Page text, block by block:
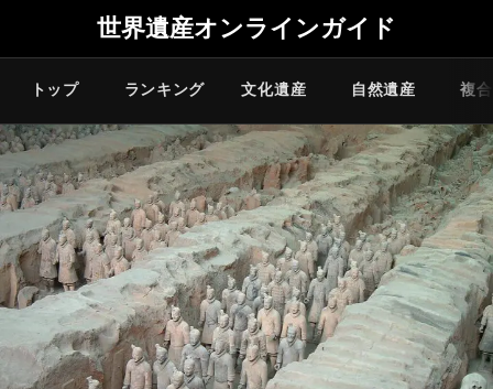
世界遺産オンラインガイド
トップ ランキング 文化遺産 自然遺産 複